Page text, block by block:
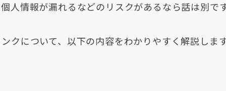
人情報が漏れるなどのリスクがあるなら話は別で
クについて、以下の内容をわかりやすく解説しま